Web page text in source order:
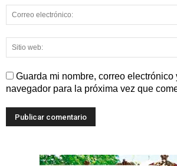
Guarda mi nombre, correo electrónico
navegador para la próxima vez que